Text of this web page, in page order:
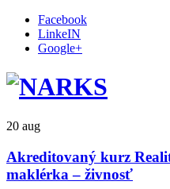
Facebook
LinkeIN
Google+
20 aug
Akreditovaný kurz
maklérka – živnosť